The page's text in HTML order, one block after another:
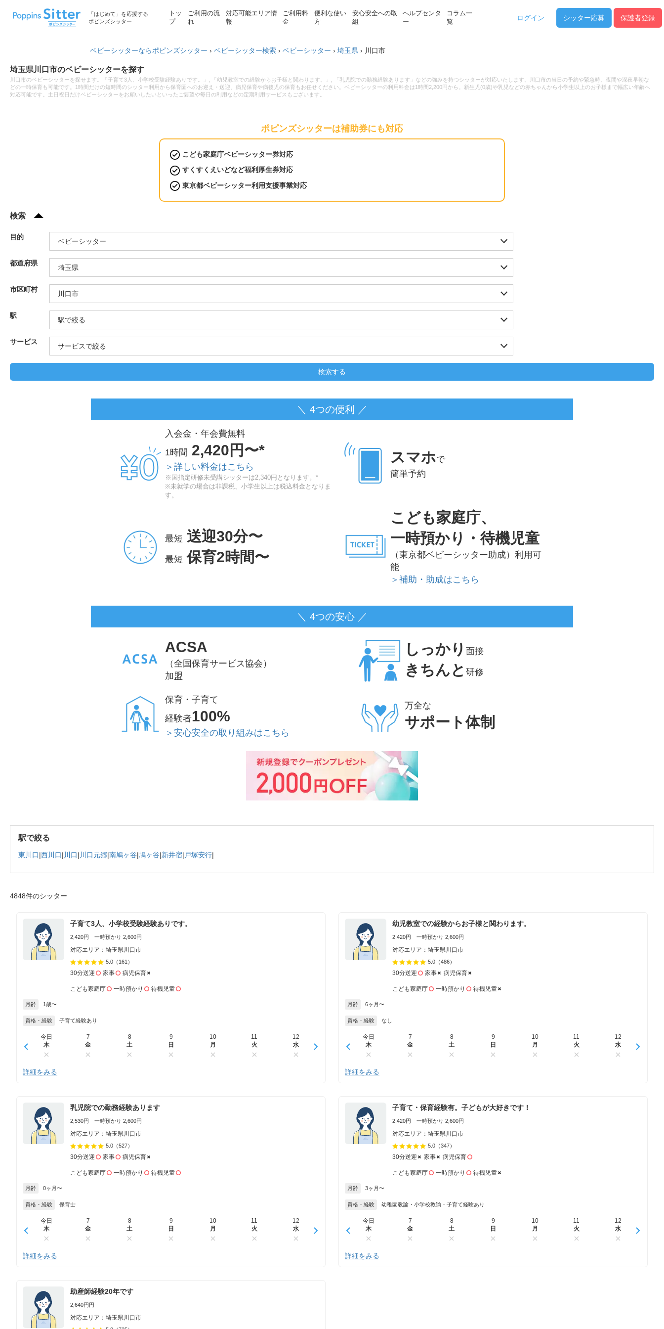
「はじめて」を応援する
ポピンズシッター
トッ
プ
ご利用の流
れ
対応可能エリア情
報
ご利用料
金
便利な使い
方
安心安全への取
組
ヘルプセンタ
ー
コラム一
覧
ログイン シッター応募 保護者登録
ベビーシッターならポピンズシッター › ベビーシッター検索 › ベビーシッター › 埼玉県 › 川口市
埼玉県川口市のベビーシッターを探す
川口市のベビーシッターを探せます。「子育て3人、小学校受験経験ありです。」, 「幼児教室での経験からお子様と関わります。」, 「乳児院での勤務経験あります」などの強みを持つシッターが対応いたします。川口市の当日の予約や緊急時、夜間や深夜早朝な
どの一時保育も可能です。1時間だけの短時間のシッター利用から保育園へのお迎え・送迎、病児保育や病後児の保育もお任せください。ベビーシッターの利用料金は1時間2,200円から。新生児(0歳)や乳児などの赤ちゃんから小学生以上のお子様まで幅広い年齢へ
対応可能です。土日祝日だけベビーシッターをお願いしたいといったご要望や毎日の利用などの定期利用サービスもございます。
ポピンズシッターは補助券にも対応
こども家庭庁ベビーシッター券対応
すくすくえいどなど福利厚生券対応
東京都ベビーシッター利用支援事業対応
検索
目的
都道府県
市区町村
駅
サービス
＼ 4つの便利 ／
入会金・年会費無料
1時間 2,420円〜*
＞詳しい料金はこちら
※国指定研修未受講シッターは2,340円となります。*
※未就学の場合は非課税、小学生以上は税込料金となりま
す。
スマホで
簡単予約
最短 送迎30分〜
最短 保育2時間〜
こども家庭庁、
一時預かり・待機児童
（東京都ベビーシッター助成）利用可
能
＞補助・助成はこちら
＼ 4つの安心 ／
ACSA
（全国保育サービス協会）
加盟
しっかり面接
きちんと研修
保育・子育て
経験者100%
＞安心安全の取り組みはこちら
万全な
サポート体制
駅で絞る
東川口|西川口| 川口| 川口元郷|南鳩ヶ谷|鳩ヶ谷|新井宿| 戸塚安行|
4848件のシッター
子育て3人、小学校受験経験ありです。
2,420円 一時預かり 2,600円
対応エリア：埼玉県川口市
5.0 （161）
30分送迎 家事 病児保育
こども家庭庁 一時預かり 待機児童
月齢 1歳〜
資格・経験 子育て経験あり
今日
木
7
金
8
土
9
日
10
月
11
火
12
水
詳細をみる
幼児教室での経験からお子様と関わります。
2,420円 一時預かり 2,600円
対応エリア：埼玉県川口市
5.0 （486）
30分送迎 家事 病児保育
こども家庭庁 一時預かり 待機児童
月齢 6ヶ月〜
資格・経験 なし
今日
木
7
金
8
土
9
日
10
月
11
火
12
水
詳細をみる
乳児院での勤務経験あります
2,530円 一時預かり 2,600円
対応エリア：埼玉県川口市
5.0 （527）
30分送迎 家事 病児保育
こども家庭庁 一時預かり 待機児童
月齢 0ヶ月〜
資格・経験 保育士
今日
木
7
金
8
土
9
日
10
月
11
火
12
水
詳細をみる
子育て・保育経験有。子どもが大好きです！
2,420円 一時預かり 2,600円
対応エリア：埼玉県川口市
5.0 （347）
30分送迎 家事 病児保育
こども家庭庁 一時預かり 待機児童
月齢 3ヶ月〜
資格・経験 幼稚園教諭・小学校教諭・子育て経験あり
今日
木
7
金
8
土
9
日
10
月
11
火
12
水
詳細をみる
助産師経験20年です
2,640円円
対応エリア：埼玉県川口市